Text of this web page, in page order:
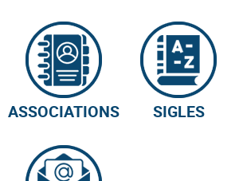
ASSOCIATIONS SIGLES